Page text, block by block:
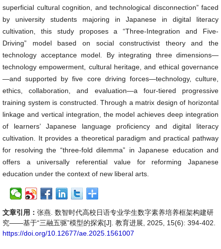
superficial cultural cognition, and technological disconnection” faced
by university students majoring in Japanese in digital literacy
cultivation, this study proposes a “Three-Integration and Five-
Driving” model based on social constructivist theory and the
technology acceptance model. By integrating three dimensions—
technology empowerment, cultural heritage, and ethical governance
—and supported by five core driving forces—technology, culture,
ethics, collaboration, and evaluation—a four-tiered progressive
training system is constructed. Through a matrix design of horizontal
linkage and vertical integration, the model achieves deep integration
of learners’ Japanese language proficiency and digital literacy
cultivation. It provides a theoretical paradigm and practical pathway
for resolving the “three-fold dilemma” in Japanese education and
offers a universally referential value for reforming Japanese
education under the context of new liberal arts.
文章引用： 张燕. 数智时代高校日语专业学生数字素养培养框架构建研
究——基于“三融五驱”模型的探索[J]. 教育进展, 2025, 15(6): 394-402.
https://doi.org/10.12677/ae.2025.1561007